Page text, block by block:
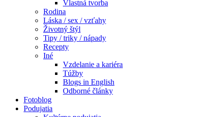
Vlastná tvorba
Rodina
Láska / sex / vzťahy
Životný štýl
Tipy / triky / nápady
Recepty
Iné
Vzdelanie a kariéra
Túžby
Blogs in English
Odborné články
Fotoblog
Podujatia